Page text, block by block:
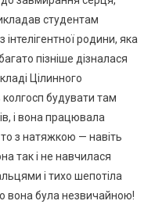
студентам
родини, яка
пізніше дізналася
Цілинного
колгосп будувати там
і вона працювала
то з натяжкою — навіть
так і не навчилася
і тихо шепотіла
вона була незвичайною!